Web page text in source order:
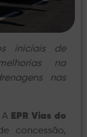
iniciais de
na
nas
EPR Vias do
concessão,